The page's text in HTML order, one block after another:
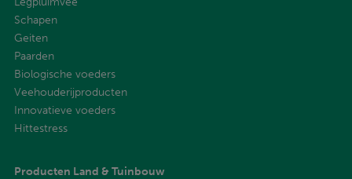
Schapen
Geiten
Paarden
Biologische voeders
Veehouderijproducten
Innovatieve voeders
Hittestress
Producten Land & Tuinbouw